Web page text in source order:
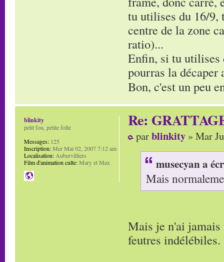
tu utilises du 16/9,
centre de la zone
ratio)...
Enfin, si tu utilises
pourras la décaper
Bon, c'est un peu
Re:
parblinkity » Mar
musecyan a
Mais
Mais je n'ai jamais
feutres indélébiles.
blinkity
petit fou, petite folle
Messages: 125
Inscription:Mer Mai 02, 2007 7:12 am
Localisation: Aubervilliers
Film d'animation culte:Mary et Max